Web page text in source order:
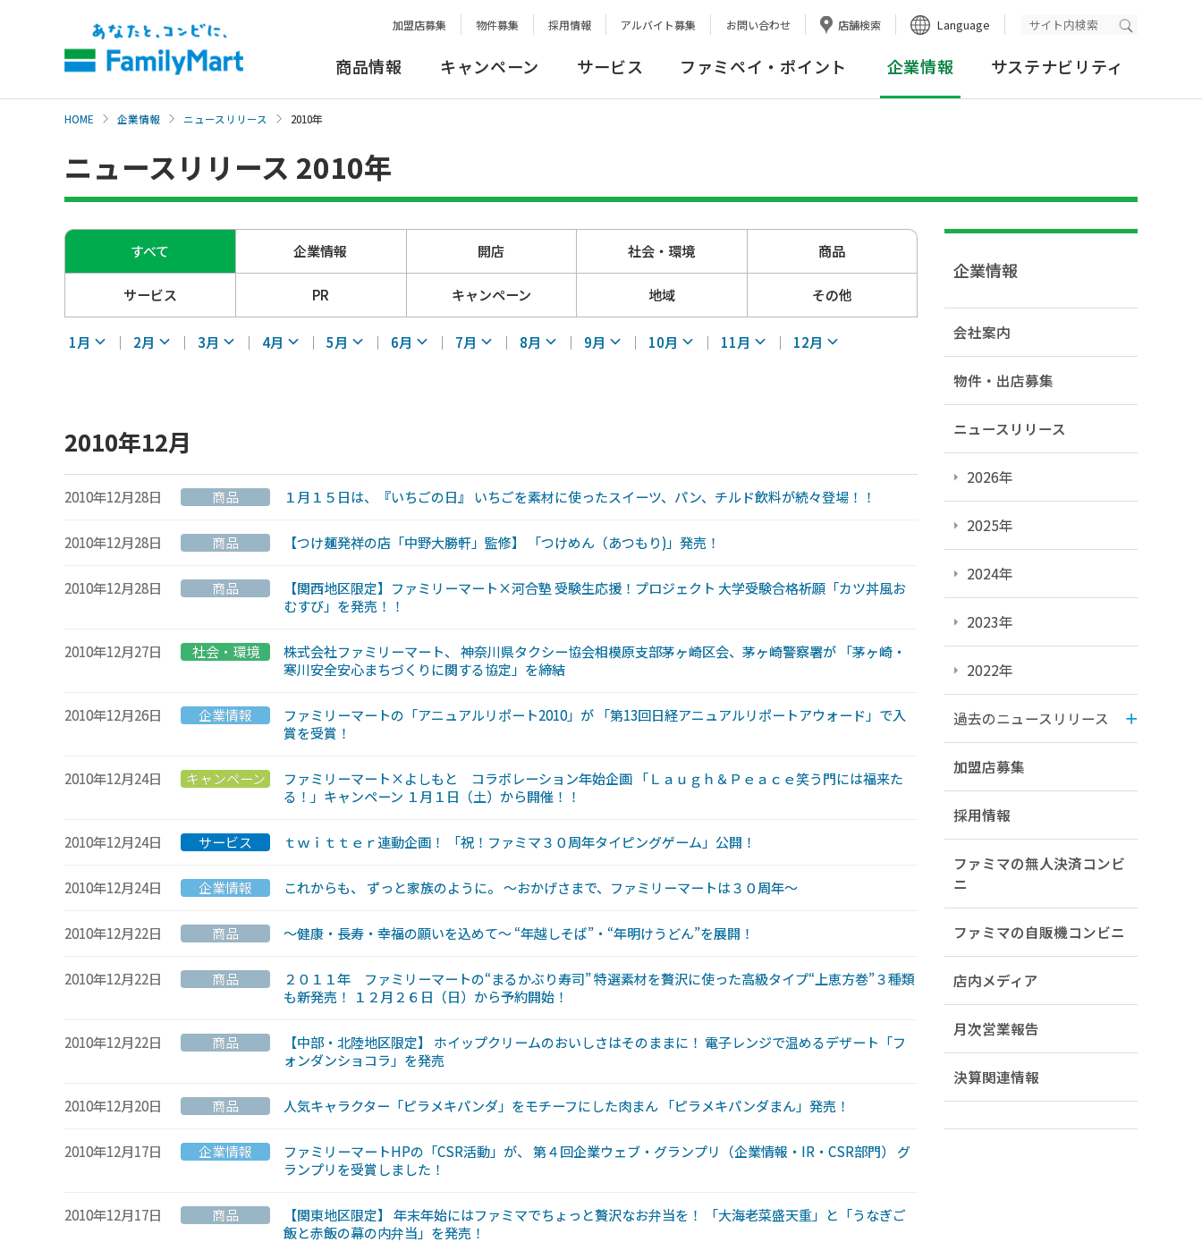
加盟店募集 物件募集 採用情報 アルバイト募集 お問い合わせ 店舗検索 Language 検索実行
商品情報 キャンペーン サービス ファミペイ・ポイント 企業情報 サステナビリティ
HOME 企業情報 ニュースリリース 2010年
ニュースリリース 2010年
すべて 企業情報 開店 社会・環境 商品
サービス PR キャンペーン 地域 その他
1月 2月 3月 4月 5月 6月 7月 8月 9月 10月 11月 12月
2010年12月
2010年12月28日 商品 １月１５日は、『いちごの日』 いちごを素材に使ったスイーツ、パン、チルド飲料が続々登場！！
2010年12月28日 商品 【つけ麺発祥の店「中野大勝軒」監修】 「つけめん（あつもり)」発売！
2010年12月28日 商品
【関西地区限定】ファミリーマート×河合塾 受験生応援！プロジェクト 大学受験合格祈願「カツ丼風お
むすび」を発売！！
2010年12月27日 社会・環境
株式会社ファミリーマート、 神奈川県タクシー協会相模原支部茅ヶ崎区会、茅ヶ崎警察署が 「茅ヶ崎・
寒川安全安心まちづくりに関する協定」を締結
2010年12月26日 企業情報
ファミリーマートの「アニュアルリポート2010」が 「第13回日経アニュアルリポートアウォード」で入
賞を受賞！
2010年12月24日 キャンペーン
ファミリーマート×よしもと コラボレーション年始企画 「Ｌａｕｇｈ＆Ｐｅａｃｅ笑う門には福来た
る！」キャンペーン １月１日（土）から開催！！
2010年12月24日 サービス ｔｗｉｔｔｅｒ連動企画！ 「祝！ファミマ３０周年タイピングゲーム」公開！
2010年12月24日 企業情報 これからも、 ずっと家族のように。 〜おかげさまで、ファミリーマートは３０周年〜
2010年12月22日 商品 〜健康・長寿・幸福の願いを込めて〜 “年越しそば”・“年明けうどん”を展開！
2010年12月22日 商品
２０１１年 ファミリーマートの“まるかぶり寿司” 特選素材を贅沢に使った高級タイプ“上恵方巻”３種類
も新発売！ １２月２６日（日）から予約開始！
2010年12月22日 商品
【中部・北陸地区限定】 ホイップクリームのおいしさはそのままに！ 電子レンジで温めるデザート「フ
ォンダンショコラ」を発売
2010年12月20日 商品 人気キャラクター「ピラメキパンダ」をモチーフにした肉まん 「ピラメキパンダまん」発売！
2010年12月17日 企業情報
ファミリーマートHPの「CSR活動」が、 第４回企業ウェブ・グランプリ（企業情報・IR・CSR部門） グ
ランプリを受賞しました！
2010年12月17日 商品
【関東地区限定】 年末年始にはファミマでちょっと贅沢なお弁当を！ 「大海老菜盛天重」と「うなぎご
飯と赤飯の幕の内弁当」を発売！
企業情報
会社案内
物件・出店募集
ニュースリリース
2026年
2025年
2024年
2023年
2022年
過去のニュースリリース
加盟店募集
採用情報
ファミマの無人決済コンビ
ニ
ファミマの自販機コンビニ
店内メディア
月次営業報告
決算関連情報